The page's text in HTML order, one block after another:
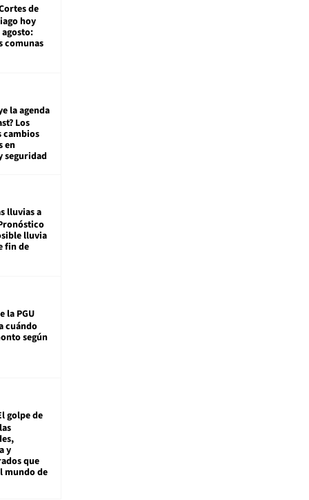
de
hoy
agosto:
comunas
la agenda
Los
cambios
en
seguridad
lluvias a
lluvia
fin de
la PGU
cuándo
según
golpe de
y
que
mundo de